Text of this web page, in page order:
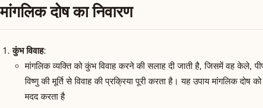
मांगलिक दोष का निवारण
कुंभ विवाह:
मांगलिक व्यक्ति को कुंभ विवाह करने की सलाह दी जाती है, जिसमें वह केले,
विष्णु की मूर्ति से विवाह की प्रक्रिया पूरी करता है। यह उपाय मांगलिक दोष
मदद करता है